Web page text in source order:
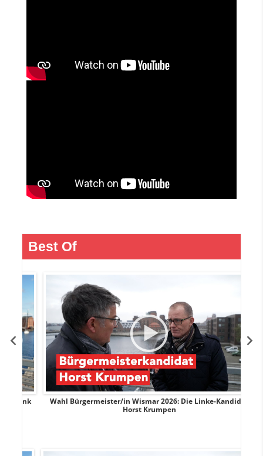
Best Of
Wahl Bürgermeister/in Wismar 2026: Die Linke-Kandidat
Horst Krumpen